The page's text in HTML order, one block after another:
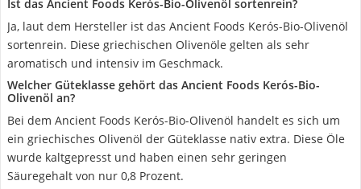
Ist das Ancient Foods Kerós-Bio-Olivenöl sortenrein?
Ja, laut dem Hersteller ist das Ancient Foods Kerós-Bio-Olivenöl
sortenrein. Diese griechischen Olivenöle gelten als sehr
aromatisch und intensiv im Geschmack.
Welcher Güteklasse gehört das Ancient Foods Kerós-Bio-
Olivenöl an?
Bei dem Ancient Foods Kerós-Bio-Olivenöl handelt es sich um
ein griechisches Olivenöl der Güteklasse nativ extra. Diese Öle
wurde kaltgepresst und haben einen sehr geringen
Säuregehalt von nur 0,8 Prozent.